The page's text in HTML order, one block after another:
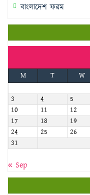
বাংলাদেশ ফরম
M
T W
3
4 5
10
11 12
17
18 19
24
25 26
31
« Sep